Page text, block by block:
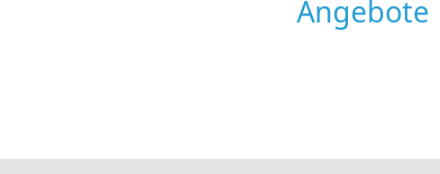
Angebote